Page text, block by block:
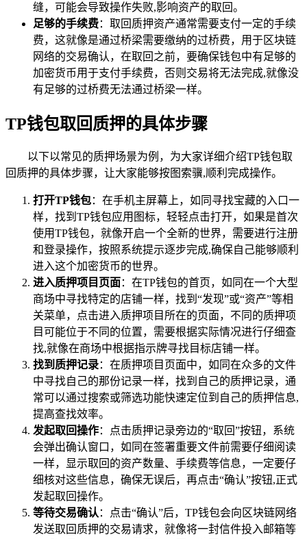
缝，可能会导致操作失败,影响资产的取回。
足够的手续费：取回质押资产通常需要支付一定的手续
费，这就像是通过桥梁需要缴纳的过桥费，用于区块链
网络的交易确认，在取回之前，要确保钱包中有足够的
加密货币用于支付手续费，否则交易将无法完成,就像没
有足够的过桥费无法通过桥梁一样。
TP钱包取回质押的具体步骤
以下以常见的质押场景为例，为大家详细介绍TP钱包取
回质押的具体步骤，让大家能够按图索骥,顺利完成操作。
打开TP钱包：在手机主屏幕上，如同寻找宝藏的入口一
样，找到TP钱包应用图标，轻轻点击打开，如果是首次
使用TP钱包，就像开启一个全新的世界，需要进行注册
和登录操作，按照系统提示逐步完成,确保自己能够顺利
进入这个加密货币的世界。
进入质押项目页面：在TP钱包的首页，如同在一个大型
商场中寻找特定的店铺一样，找到“发现”或“资产”等相
关菜单，点击进入质押项目所在的页面，不同的质押项
目可能位于不同的位置，需要根据实际情况进行仔细查
找,就像在商场中根据指示牌寻找目标店铺一样。
找到质押记录：在质押项目页面中，如同在众多的文件
中寻找自己的那份记录一样，找到自己的质押记录，通
常可以通过搜索或筛选功能快速定位到自己的质押信息,
提高查找效率。
发起取回操作：点击质押记录旁边的“取回”按钮，系统
会弹出确认窗口，如同在签署重要文件前需要仔细阅读
一样，显示取回的资产数量、手续费等信息，一定要仔
细核对这些信息，确保无误后，再点击“确认”按钮,正式
发起取回操作。
等待交易确认：点击“确认”后，TP钱包会向区块链网络
发送取回质押的交易请求，就像将一封信件投入邮箱等